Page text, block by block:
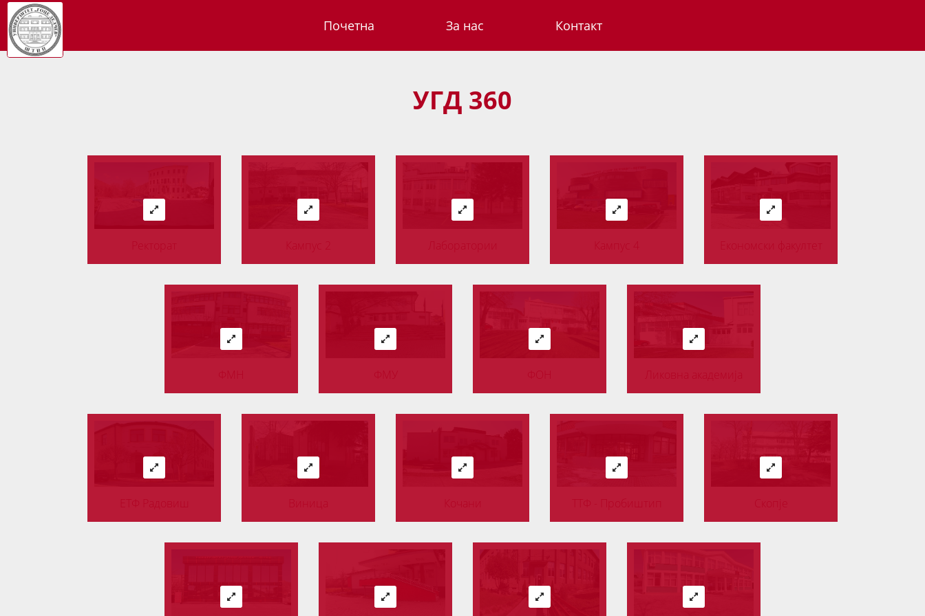
Почетна За нас Контакт
УГД 360
Кампус 2 Лаборатории Економски факултет
ФМН ФМУ Ликовна академија
ЕТФ Радовиш Виница Кочани ТТФ - Пробиштип